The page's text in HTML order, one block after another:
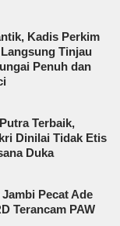
Kadis Perkim
Tinjau
Penuh dan
Terbaik,
Dinilai Tidak Etis
Duka
Pecat Ade
Terancam PAW